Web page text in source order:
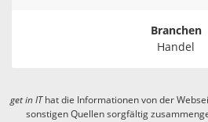
Branchen
Handel
get in IThat die Informationen von der
sonstigen Quellen sorgfältig